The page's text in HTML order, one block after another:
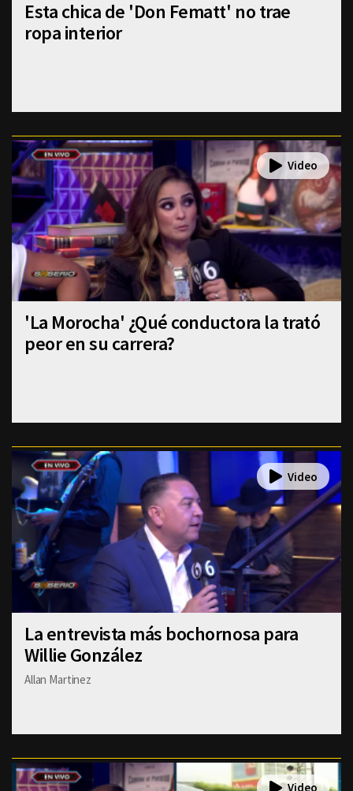
Esta chica de 'Don Fematt' no trae
ropa interior
'La Morocha' ¿Qué conductora la trató
peor en su carrera?
La entrevista más bochornosa para
Willie González
Allan Martinez